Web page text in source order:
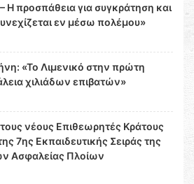
Η προσπάθεια για συγκράτηση και
εν μέσω πολέμου»
«Το Λιμενικό στην πρώτη
χιλιάδων επιβατών»
νέους Επιθεωρητές Κράτους
7ης Εκπαιδευτικής Σειράς της
Ασφαλείας Πλοίων